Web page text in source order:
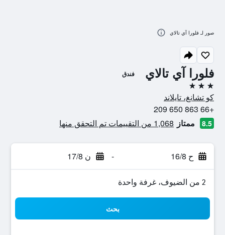
فلورا آي تالاي فندق
3 نجوم
كو تشانغ، تايلاند
+66 863 650 209
8.5 ممتاز 1,068 من التقييمات تم التحقق منها
ح 16/8 - ن 17/8
2 من الضيوف، غرفة واحدة
بحث
صور لـ فلورا آي تالاي